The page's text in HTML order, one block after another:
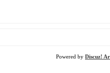
Powered by Discuz!